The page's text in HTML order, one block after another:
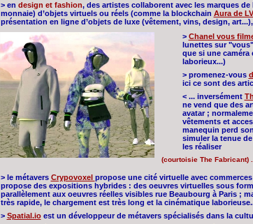
> en design et fashion, des artistes collaborent avec les marques
monnaie) d’objets virtuels ou réels (comme la blockchain Aura de
présentation en ligne d’objets de luxe (vêtement, vins, design,
> Chanel vous
lunettes sur
que si une caméra
laborieux...)
> promenez-vous
ici ce sont des
< ... inversément
ne vend que des
avatar ;
vêtements et
manequin perd
simuler la tenue
les réaliser
(courtoisie The Fabricant)
> le métavers Crypovoxel propose une cité virtuelle avec commerces
propose des expositions hybrides : des oeuvres virtuelles sous
parallèlement aux oeuvres réelles visibles rue Beaubourg à Paris ;
très rapide, le chargement est très long et la cinématique
> Spatial.ioest un développeur de métavers spécialisés dans la